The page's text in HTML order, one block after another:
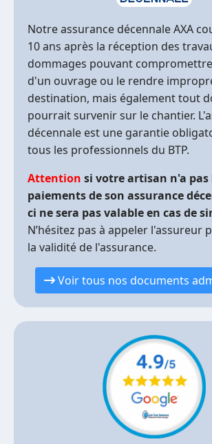
Notre assurance décennale AXA
10 ans après la réception des
dommages pouvant
d'un ouvrage ou le rendre
destination, mais également tout
pourrait survenir sur le chantier.
décennale est une garantie
tous les professionnels du BTP.
Attention si votre artisan n'a pas
paiements de son assurance
ci ne sera pas valable en cas de
N’hésitez pas à appeler l'assureur
la validité de l'assurance.
Voir tous nos documents